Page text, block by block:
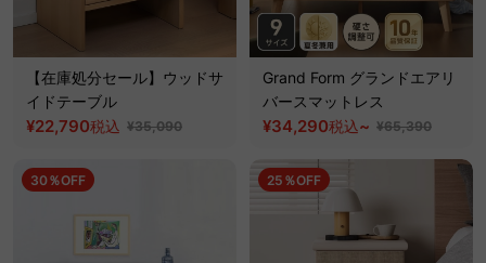
【在庫処分セール】ウッドサ
イドテーブル
¥22,790税込 ¥35,090
Grand Form グランドエアリ
バースマットレス
¥34,290税込~ ¥65,390
30％OFF 25％OFF